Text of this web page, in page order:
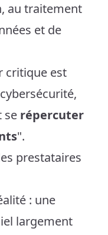
au traitement
et de
critique est
se répercuter
".
prestataires
: une
largement